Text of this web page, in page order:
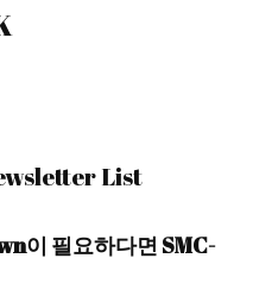
List
이 필요하다면 SMC-